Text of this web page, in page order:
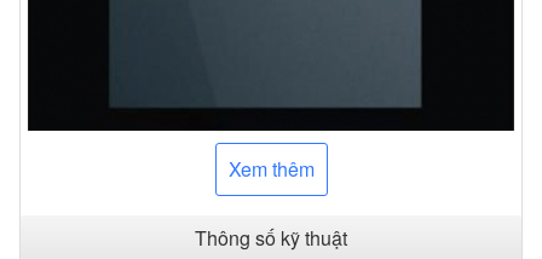
Xem thêm
Thông số kỹ thuật